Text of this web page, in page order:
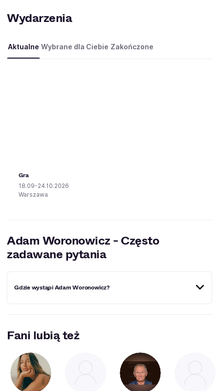
Wydarzenia
Aktualne Wybrane dla Ciebie Zakończone
Gra
18.09-24.10.2026
Warszawa
Adam Woronowicz - Często
zadawane pytania
Gdzie wystąpi Adam Woronowicz?
wystąpi w najbliższym czasie:
Fani lubią też